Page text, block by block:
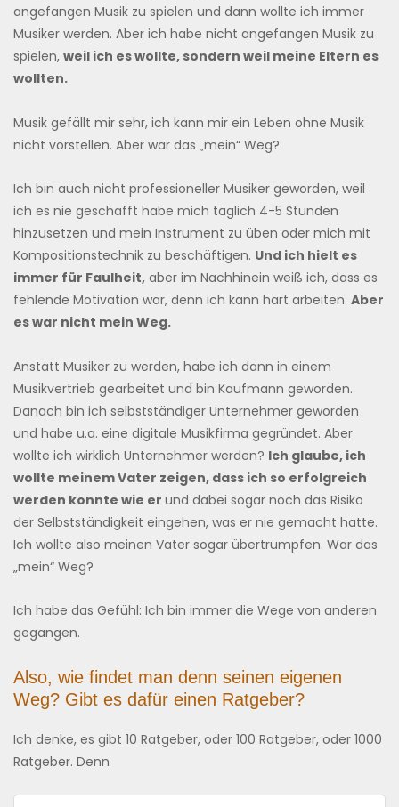
angefangen Musik zu spielen und dann wollte ich immer
Musiker werden. Aber ich habe nicht angefangen Musik zu
spielen, weil ich es wollte, sondern weil meine Eltern es
wollten.
Musik gefällt mir sehr, ich kann mir ein Leben ohne Musik
nicht vorstellen. Aber war das „mein“ Weg?
Ich bin auch nicht professioneller Musiker geworden, weil
ich es nie geschafft habe mich täglich 4-5 Stunden
hinzusetzen und mein Instrument zu üben oder mich mit
Kompositionstechnik zu beschäftigen. Und ich hielt es
immer für Faulheit, aber im Nachhinein weiß ich, dass es
fehlende Motivation war, denn ich kann hart arbeiten. Aber
es war nicht mein Weg.
Anstatt Musiker zu werden, habe ich dann in einem
Musikvertrieb gearbeitet und bin Kaufmann geworden.
Danach bin ich selbstständiger Unternehmer geworden
und habe u.a. eine digitale Musikfirma gegründet. Aber
wollte ich wirklich Unternehmer werden? Ich glaube, ich
wollte meinem Vater zeigen, dass ich so erfolgreich
werden konnte wie er und dabei sogar noch das Risiko
der Selbstständigkeit eingehen, was er nie gemacht hatte.
Ich wollte also meinen Vater sogar übertrumpfen. War das
„mein“ Weg?
Ich habe das Gefühl: Ich bin immer die Wege von anderen
gegangen.
Also, wie findet man denn seinen eigenen
Weg? Gibt es dafür einen Ratgeber?
Ich denke, es gibt 10 Ratgeber, oder 100 Ratgeber, oder 1000
Ratgeber. Denn